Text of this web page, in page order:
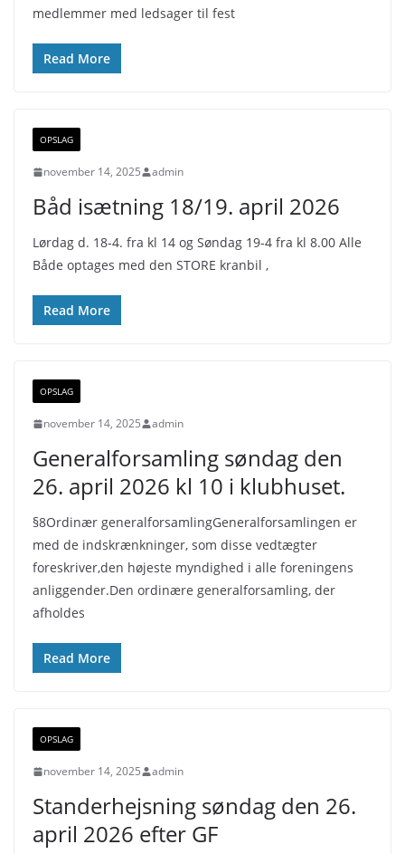
medlemmer med ledsager til fest
Read More
OPSLAG
november 14, 2025 admin
Båd isætning 18/19. april 2026
Lørdag d. 18-4. fra kl 14 og Søndag 19-4 fra kl 8.00 Alle
Både optages med den STORE kranbil ,
Read More
OPSLAG
november 14, 2025 admin
Generalforsamling søndag den
26. april 2026 kl 10 i klubhuset.
§8Ordinær generalforsamlingGeneralforsamlingen er
med de indskrænkninger, som disse vedtægter
foreskriver,den højeste myndighed i alle foreningens
anliggender.Den ordinære generalforsamling, der
afholdes
Read More
OPSLAG
november 14, 2025 admin
Standerhejsning søndag den 26.
april 2026 efter GF